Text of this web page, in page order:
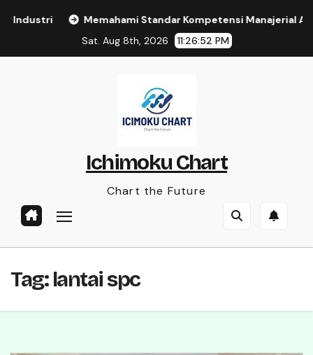
Industri
Memahami Standar Kompetensi Manajerial
Sat. Aug 8th, 2026
11:26:53 PM
Ichimoku Chart
Chart the Future
Tag:lantai spc